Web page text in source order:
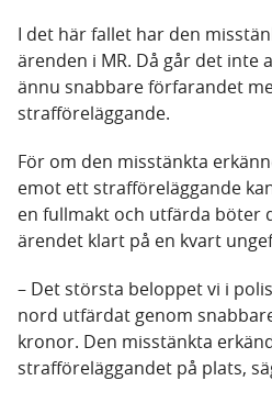
I det här fallet har den
ärenden i MR. Då går det inte
ännu snabbare förfarandet
strafföreläggande.
För om den misstänkta
emot ett strafföreläggande
en fullmakt och utfärda böter
ärendet klart på en kvart
– Det största beloppet vi i
nord utfärdat genom
kronor. Den misstänkta
strafföreläggandet på plats,